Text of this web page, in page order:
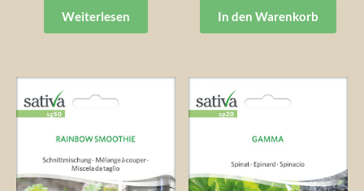
Weiterlesen In den Warenkorb